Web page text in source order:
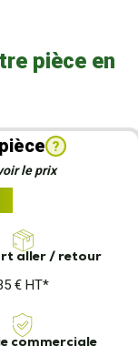
pièce en
?
le prix
aller / retour
€ HT*
commerciale